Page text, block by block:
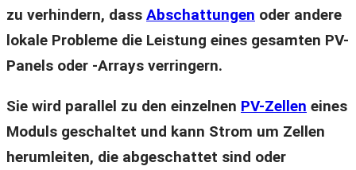
zu verhindern, dass Abschattungen oder andere
lokale Probleme die Leistung eines gesamten PV-
Panels oder -Arrays verringern.
Sie wird parallel zu den einzelnen PV-Zellen eines
Moduls geschaltet und kann Strom um Zellen
herumleiten, die abgeschattet sind oder